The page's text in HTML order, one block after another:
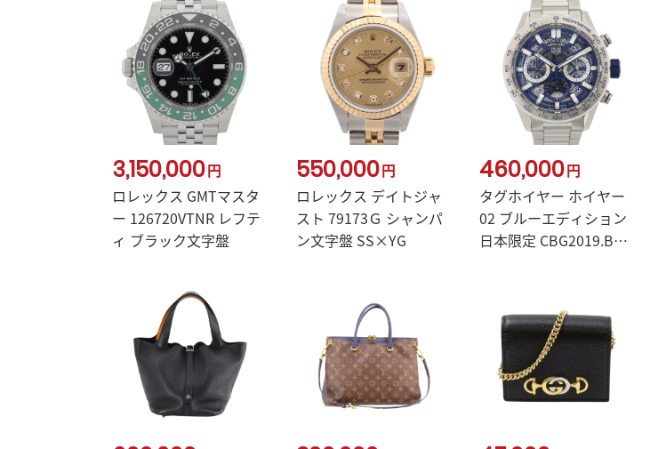
3,150,000円
ロレックス GMTマスタ
ー 126720VTNR レフテ
ィ ブラック文字盤
550,000円
ロレックス デイトジャ
スト 79173Ｇ シャンパ
ン文字盤 SS×YG
460,000円
タグホイヤー ホイヤー
02 ブルーエディション
日本限定 CBG2019.BA0